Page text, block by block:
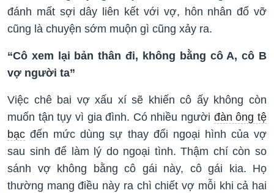
đánh mất sợi dây liên kết với vợ, hôn nhân đổ vỡ
cũng là chuyện sớm muộn gì cũng xảy ra.
“Cô xem lại bản thân đi, không bằng cô A, cô B
vợ người ta”
Việc chê bai vợ xấu xí sẽ khiến cô ấy không còn
muốn tận tụy vì gia đình. Có nhiều người đàn ông tệ
bạc đến mức dùng sự thay đổi ngoại hình của vợ
sau sinh để làm lý do ngoại tình. Thậm chí còn so
sánh vợ không bằng cô gái này, cô gái kia. Họ
thường mang điều này ra chì chiết vợ mỗi khi cả hai